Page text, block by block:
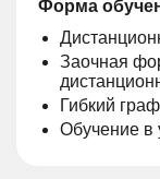
Форма
Заочная
Гибкий
Обучение в